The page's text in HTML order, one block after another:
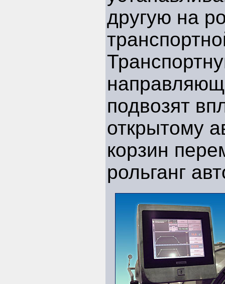
другую на
подвозят
открытому
корзин
рольганг